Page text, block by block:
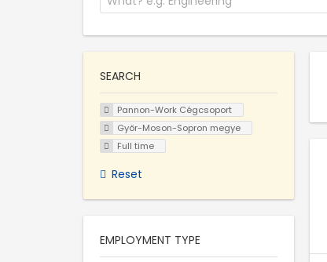
SEARCH
Pannon-Work Cégcsoport
Győr-Moson-Sopron megye
Full time
Reset
EMPLOYMENT TYPE